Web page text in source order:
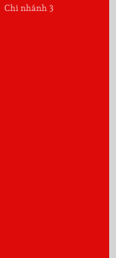
Chi nhánh 3